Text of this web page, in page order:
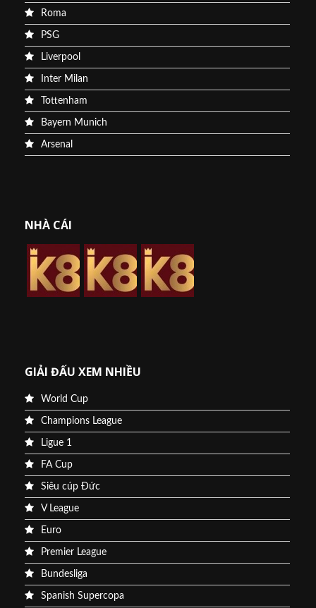
Roma
PSG
Liverpool
Inter Milan
Tottenham
Bayern Munich
Arsenal
NHÀ CÁI
GIẢI ĐẤU XEM NHIỀU
World Cup
Champions League
Ligue 1
FA Cup
Siêu cúp Đức
V League
Euro
Premier League
Bundesliga
Spanish Supercopa